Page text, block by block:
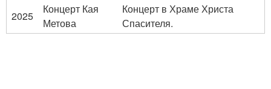
2025
Концерт Кая
Метова
Концерт в Храме Христа
Спасителя.